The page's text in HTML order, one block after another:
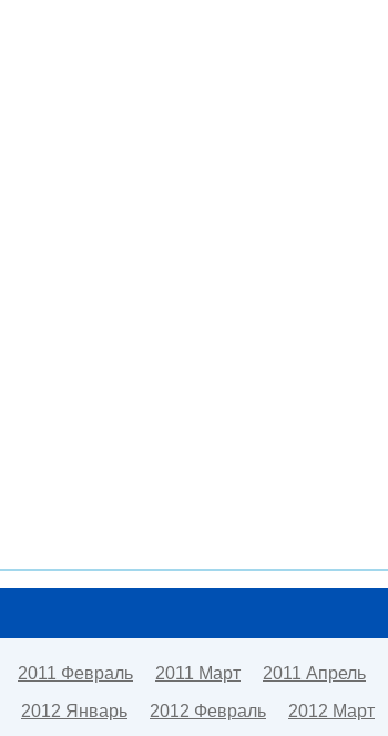
2011 Февраль 2011 Март 2011 Апрель
2012 Январь 2012 Февраль 2012 Март